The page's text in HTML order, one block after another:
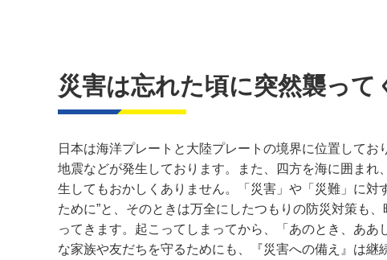
災害は忘れた頃に突然襲って
日本は海洋プレートと大陸プレートの境界に位置して
地震などが発生しております。また、四方を海に囲ま
生してもおかしくありません。「災害」や「災難」に
ために”と、そのときは万全にしたつもりの防災対策も
ってきます。起こってしまってから、「あのとき、あ
な家族や友だちを守るためにも、『災害への備え』は継